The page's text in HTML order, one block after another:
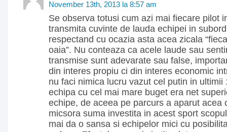
November 13th, 2013 la 8:57 am
Se observa totusi cum azi mai fiecare pilot
transmita cuvinte de lauda echipei in
respectand cu ocazia asta acea zicala
oaia”. Nu conteaza ca acele laude sau
transmise sunt adevarate sau false,
din interes propiu ci din interes economic
nu faci nimica lucru vazut cel putin in ultimii
echipa cu cel mai mare buget era net
echipe, de aceea pe parcurs a aparut acea
micsora suma investita in acest sport
mai da o sansa si echipelor mici cu